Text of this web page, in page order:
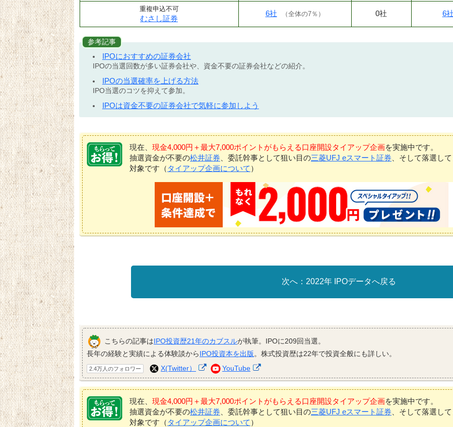
重複申込不可
むさし証券
6社 （全体の7％ ） 0社 6社
参考記事
IPOにおすすめの証券会社
IPOの当選回数が多い証券会社や、資金不要の証券会社などの紹介。
IPOの当選確率を上げる方法
IPO当選のコツを抑えて参加。
IPOは資金不要の証券会社で気軽に参加しよう
現在、 現金4,000円＋最大7,000ポイントがもらえる口座開設タイアップ企画を実施中です。
抽選資金が不要の松井証券 、委託幹事として狙い目の三菱UFJ eスマート証券 、そして落選し
対象です（ タイアップ企画について ）
2022年 IPOデータへ戻る
こちらの記事はIPO投資歴21年のカブスルが執筆。IPOに209回当選。
長年の経験と実績による体験談からIPO投資本を出版。株式投資歴は22年で投資全般にも詳しい。
2.4万人のフォロワー X(Twitter） YouTube
現在、 現金4,000円＋最大7,000ポイントがもらえる口座開設タイアップ企画を実施中です。
抽選資金が不要の松井証券 、委託幹事として狙い目の三菱UFJ eスマート証券 、そして落選し
対象です（ タイアップ企画について ）